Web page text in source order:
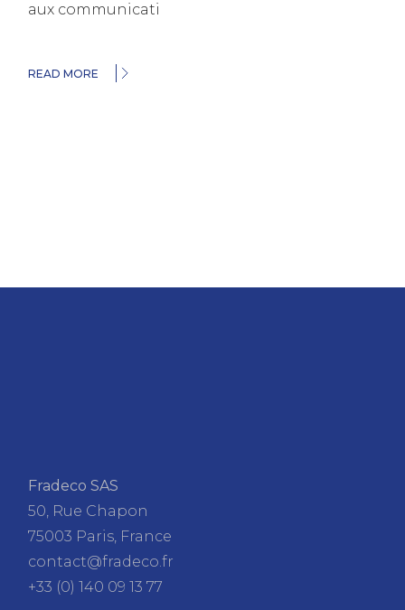
aux communicati
READ MORE
Fradeco SAS
50, Rue Chapon
75003 Paris, France
contact@fradeco.fr
+33 (0) 140 09 13 77